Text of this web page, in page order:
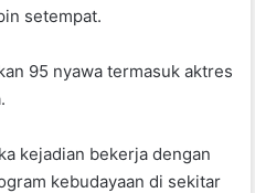
setempat.
95 nyawa termasuk aktres
kejadian bekerja dengan
kebudayaan di sekitar